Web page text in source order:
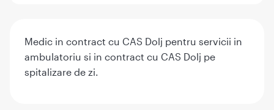
Medic in contract cu CAS Dolj pentru servicii in
ambulatoriu si in contract cu CAS Dolj pe
spitalizare de zi.